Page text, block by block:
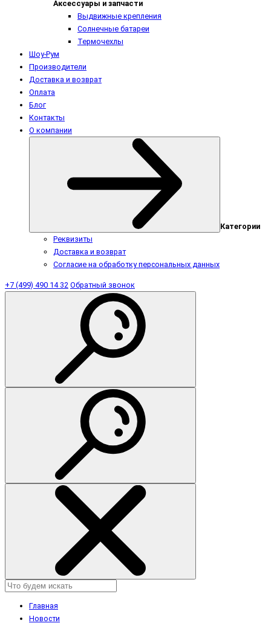
Аксессуары и запчасти
Выдвижные крепления
Солнечные батареи
Термочехлы
Шоу-Рум
Производители
Доставка и возврат
Оплата
Блог
Контакты
О компании
Категории
Реквизиты
Доставка и возврат
Согласие на обработку персональных данных
+7 (499) 490 14 32 Обратный звонок
Главная
Новости